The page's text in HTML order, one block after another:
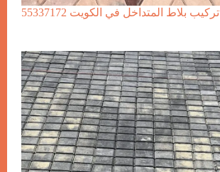
تركيب بلاط المتداخل في الكويت 55337172